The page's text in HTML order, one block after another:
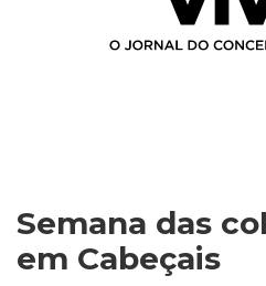
Semana das
em Cabeçais